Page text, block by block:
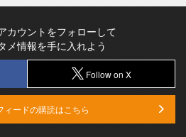
カウントをフォローして
メ情報を手に入れよう
Follow on X
ードの購読はこちら